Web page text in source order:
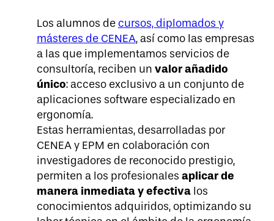
Los alumnos de cursos, diplomados y
másteres de CENEA, así como las empresas
a las que implementamos servicios de
consultoría, reciben un valor añadido
único: acceso exclusivo a un conjunto de
aplicaciones software especializado en
ergonomía.
Estas herramientas, desarrolladas por
CENEA y EPM en colaboración con
investigadores de reconocido prestigio,
permiten a los profesionales aplicar de
manera inmediata y efectivalos
conocimientos adquiridos, optimizando su